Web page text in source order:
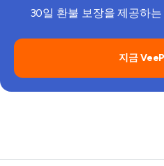
30일 환불 보장을 제공하
지금